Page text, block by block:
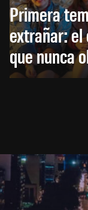
Primera
extrañar: el
que nunca